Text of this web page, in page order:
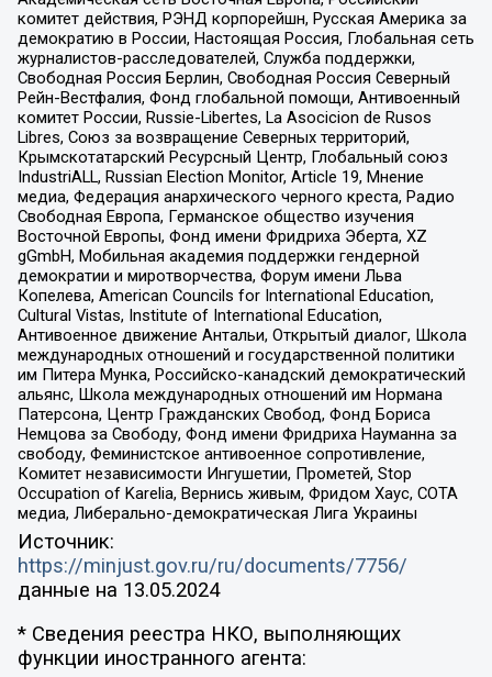
комитет действия, РЭНД корпорейшн, Русская Америка за
демократию в России, Настоящая Россия, Глобальная сеть
журналистов-расследователей, Служба поддержки,
Свободная Россия Берлин, Свободная Россия Северный
Рейн-Вестфалия, Фонд глобальной помощи, Антивоенный
комитет России, Russie-Libertes, La Asocicion de Rusos
Libres, Союз за возвращение Северных территорий,
Крымскотатарский Ресурсный Центр, Глобальный союз
IndustriALL, Russian Election Monitor, Article 19, Мнение
медиа, Федерация анархического черного креста, Радио
Свободная Европа, Германское общество изучения
Восточной Европы, Фонд имени Фридриха Эберта, XZ
gGmbH, Мобильная академия поддержки гендерной
демократии и миротворчества, Форум имени Льва
Копелева, American Councils for International Education,
Cultural Vistas, Institute of International Education,
Антивоенное движение Антальи, Открытый диалог, Школа
международных отношений и государственной политики
им Питера Мунка, Российско-канадский демократический
альянс, Школа международных отношений им Нормана
Патерсона, Центр Гражданских Свобод, Фонд Бориса
Немцова за Свободу, Фонд имени Фридриха Науманна за
свободу, Феминистское антивоенное сопротивление,
Комитет независимости Ингушетии, Прометей, Stop
Occupation of Karelia, Вернись живым, Фридом Хаус, СОТА
медиа, Либерально-демократическая Лига Украины
Источник:
https://minjust.gov.ru/ru/documents/7756/
данные на 13.05.2024
* Сведения реестра НКО, выполняющих
функции иностранного агента: